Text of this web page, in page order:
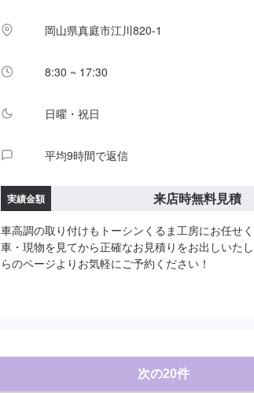
岡山県真庭市江川820-1
8:30 ~ 17:30
日曜・祝日
平均9時間で返信
実績金額 来店時無料見積
車高調の取り付けもトーシンくるま工房にお任せ
車・現物を見てから正確なお見積りをお出しいた
らのページよりお気軽にご予約ください！
次の20件